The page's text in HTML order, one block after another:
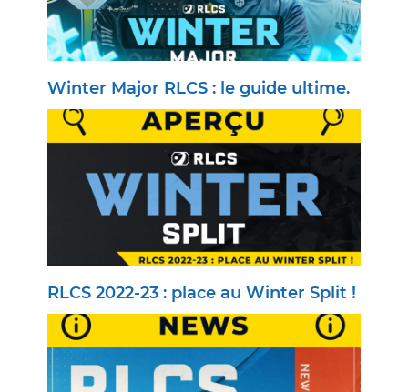
Winter Major RLCS : le guide ultime.
RLCS 2022-23 : place au Winter Split !